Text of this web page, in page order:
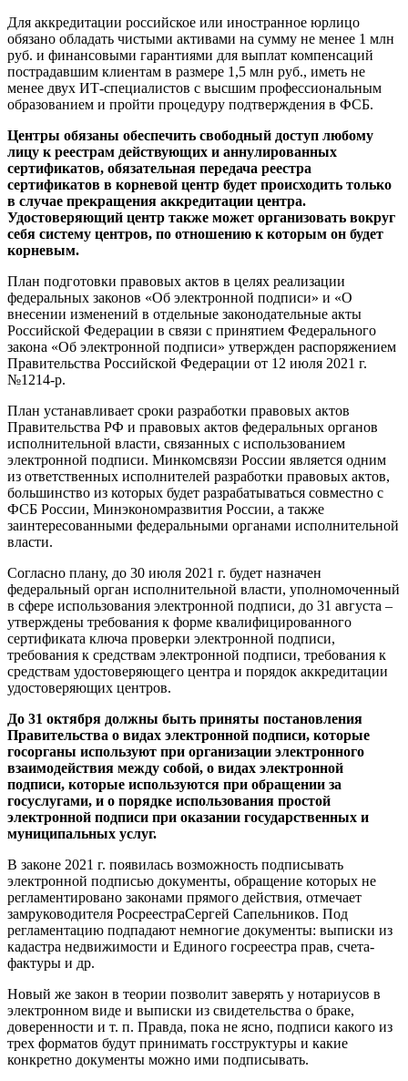
Для аккредитации российское или иностранное юрлицо
обязано обладать чистыми активами на сумму не менее 1 млн
руб. и финансовыми гарантиями для выплат компенсаций
пострадавшим клиентам в размере 1,5 млн руб., иметь не
менее двух ИТ-специалистов с высшим профессиональным
образованием и пройти процедуру подтверждения в ФСБ.
Центры обязаны обеспечить свободный доступ любому
лицу к реестрам действующих и аннулированных
сертификатов, обязательная передача реестра
сертификатов в корневой центр будет происходить только
в случае прекращения аккредитации центра.
Удостоверяющий центр также может организовать вокруг
себя систему центров, по отношению к которым он будет
корневым.
План подготовки правовых актов в целях реализации
федеральных законов «Об электронной подписи» и «О
внесении изменений в отдельные законодательные акты
Российской Федерации в связи с принятием Федерального
закона «Об электронной подписи» утвержден распоряжением
Правительства Российской Федерации от 12 июля 2021 г.
№1214-р.
План устанавливает сроки разработки правовых актов
Правительства РФ и правовых актов федеральных органов
исполнительной власти, связанных с использованием
электронной подписи. Минкомсвязи России является одним
из ответственных исполнителей разработки правовых актов,
большинство из которых будет разрабатываться совместно с
ФСБ России, Минэкономразвития России, а также
заинтересованными федеральными органами исполнительной
власти.
Согласно плану, до 30 июля 2021 г. будет назначен
федеральный орган исполнительной власти, уполномоченный
в сфере использования электронной подписи, до 31 августа –
утверждены требования к форме квалифицированного
сертификата ключа проверки электронной подписи,
требования к средствам электронной подписи, требования к
средствам удостоверяющего центра и порядок аккредитации
удостоверяющих центров.
До 31 октября должны быть приняты постановления
Правительства о видах электронной подписи, которые
госорганы используют при организации электронного
взаимодействия между собой, о видах электронной
подписи, которые используются при обращении за
госуслугами, и о порядке использования простой
электронной подписи при оказании государственных и
муниципальных услуг.
В законе 2021 г. появилась возможность подписывать
электронной подписью документы, обращение которых не
регламентировано законами прямого действия, отмечает
замруководителя РосреестраСергей Сапельников. Под
регламентацию подпадают немногие документы: выписки из
кадастра недвижимости и Единого госреестра прав, счета-
фактуры и др.
Новый же закон в теории позволит заверять у нотариусов в
электронном виде и выписки из свидетельства о браке,
доверенности и т. п. Правда, пока не ясно, подписи какого из
трех форматов будут принимать госструктуры и какие
конкретно документы можно ими подписывать.